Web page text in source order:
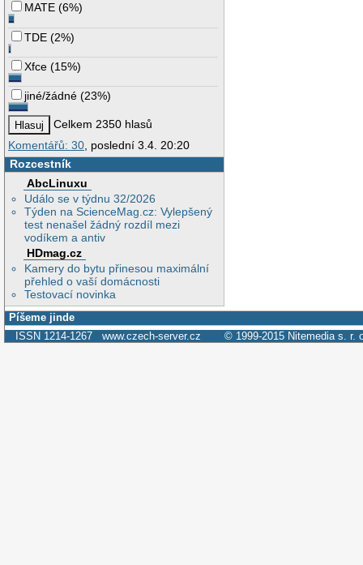
MATE (6%)
TDE (2%)
Xfce (15%)
jiné/žádné (23%)
Celkem 2350 hlasů
Komentářů: 30 , poslední 3.4. 20:20
Rozcestník
AbcLinuxu
Událo se v týdnu 32/2026
Týden na ScienceMag.cz: Vylepšený
test nenašel žádný rozdíl mezi
vodíkem a antiv
HDmag.cz
Kamery do bytu přinesou maximální
přehled o vaší domácnosti
Testovací novinka
Píšeme jinde
ISSN 1214-1267 www.czech-server.cz © 1999-2015 Nitemedia s. r.